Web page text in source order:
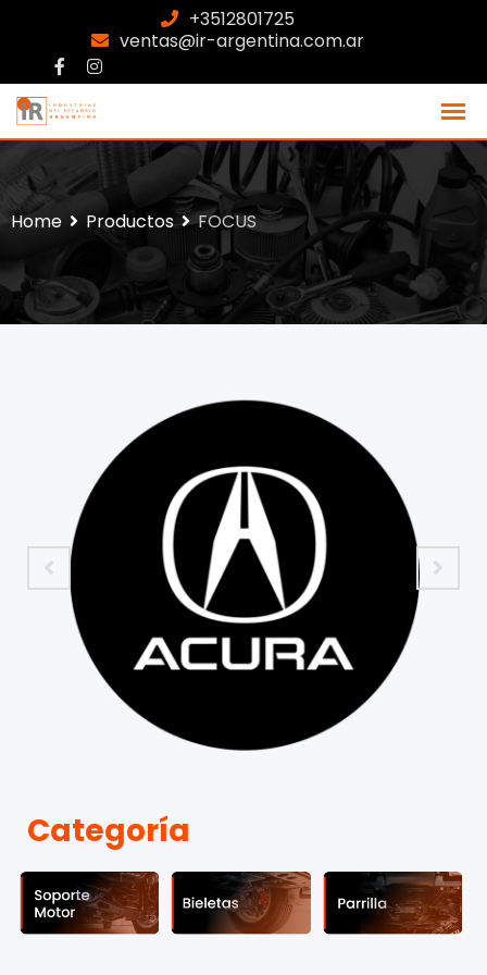
+3512801725
ventas@ir-argentina.com.ar
Home Productos FOCUS
Categoría